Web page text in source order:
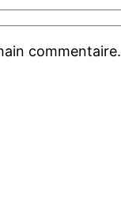
commentaire.